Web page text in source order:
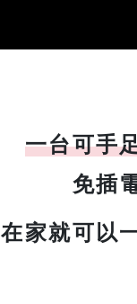
一台可手
免插
在家就可以